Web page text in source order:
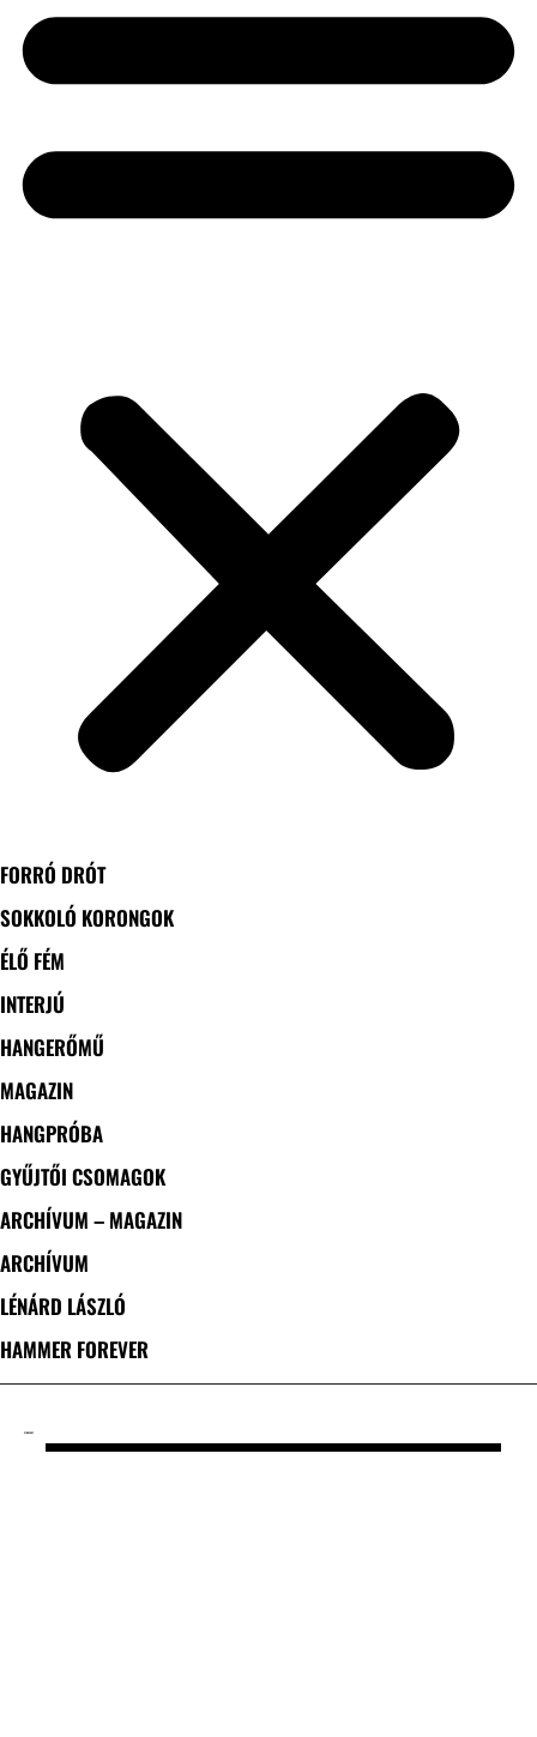
FORRÓ DRÓT
SOKKOLÓ KORONGOK
ÉLŐ FÉM
INTERJÚ
HANGERŐMŰ
MAGAZIN
HANGPRÓBA
GYŰJTŐI CSOMAGOK
ARCHÍVUM – MAGAZIN
ARCHÍVUM
LÉNÁRD LÁSZLÓ
HAMMER FOREVER